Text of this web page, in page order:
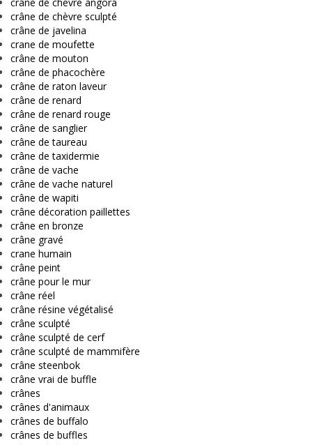
crâne de chèvre sculpté
crâne de javelina
crane de moufette
crâne de mouton
crâne de phacochère
crâne de raton laveur
crâne de renard
crâne de renard rouge
crâne de sanglier
crâne de taureau
crâne de taxidermie
crâne de vache
crâne de vache naturel
crâne de wapiti
crâne décoration paillettes
crâne en bronze
crâne gravé
crane humain
crâne peint
crâne pour le mur
crâne réel
crâne résine végétalisé
crâne sculpté
crâne sculpté de cerf
crâne sculpté de mammifère
crâne steenbok
crâne vrai de buffle
crânes
crânes d'animaux
crânes de buffalo
crânes de buffles